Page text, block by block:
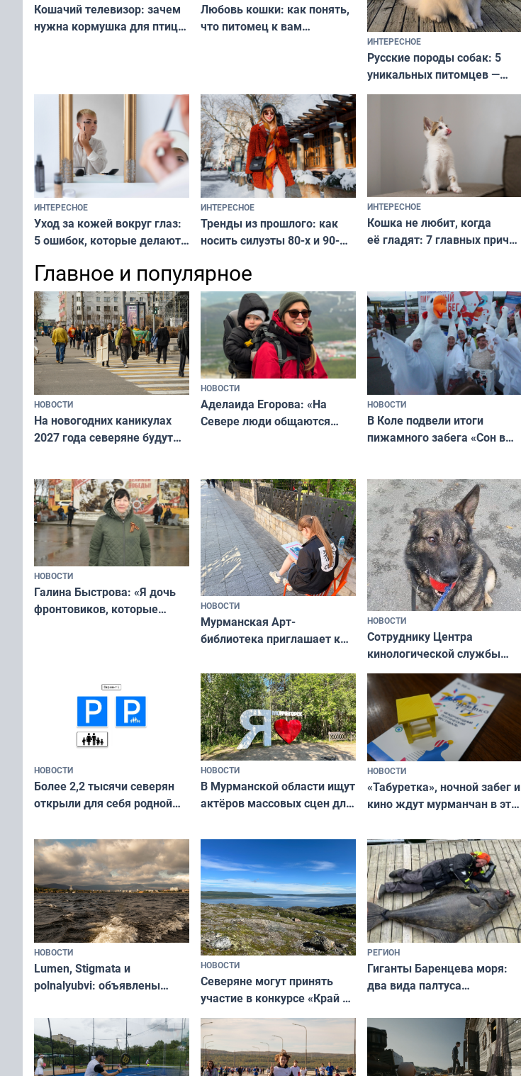
Кошачий телевизор: зачем
нужна кормушка для птиц
Любовь кошки: как понять,
что питомец к вам
ИНТЕРЕСНОЕ
Русские породы собак: 5
уникальных питомцев —
национальные сокровища
и характером
ИНТЕРЕСНОЕ
Уход за кожей вокруг глаз:
5 ошибок, которые делают
и вернуть свежий взгляд
без дорогих средств
ИНТЕРЕСНОЕ
Тренды из прошлого: как
носить силуэты 80-х и 90-
современно и стильно без
переплат
ИНТЕРЕСНОЕ
Кошка не любит, когда
её гладят: 7 главных причин
независимому питомцу
Главное и популярное
НОВОСТИ
На новогодних каникулах
2027 года северяне будут
НОВОСТИ
Аделаида Егорова: «На
Севере люди общаются
НОВОСТИ
В Коле подвели итоги
пижамного забега «Сон в
НОВОСТИ
Галина Быстрова: «Я дочь
фронтовиков, которые
НОВОСТИ
Мурманская Арт-
библиотека приглашает к
и фотографов
НОВОСТИ
Сотруднику Центра
кинологической службы
ищут новый дом
НОВОСТИ
Более 2,2 тысячи северян
открыли для себя родной
«Туризм для своих»
НОВОСТИ
В Мурманской области ищут
актёров массовых сцен для
короткометражном фильме
НОВОСТИ
«Табуретка», ночной забег и
кино ждут мурманчан в эти
НОВОСТИ
Lumen, Stigmata и
polnalyubvi: объявлены
«Имандра» в 2026 года
НОВОСТИ
Северяне могут принять
участие в конкурсе «Край у
северной границы: фотогид
по Печенгскому округу»
РЕГИОН
Гиганты Баренцева моря:
два вида палтуса